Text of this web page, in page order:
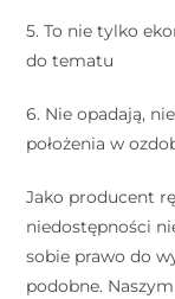
5. To nie tylko
do tematu
6. Nie opadają,
położenia w
Jako producent
niedostępności
sobie prawo do
podobne.